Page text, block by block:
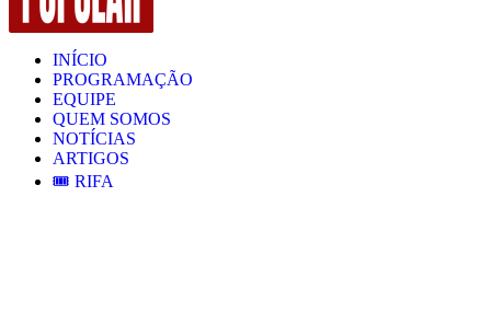
INÍCIO
PROGRAMAÇÃO
EQUIPE
QUEM SOMOS
NOTÍCIAS
ARTIGOS
🎟️ RIFA